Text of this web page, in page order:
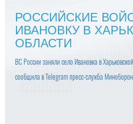
РОССИЙСКИЕ
ИВАНОВКУ В
ОБЛАСТИ
ВС России заняли село Ивановка в
сообщила в Telegram пресс-служба